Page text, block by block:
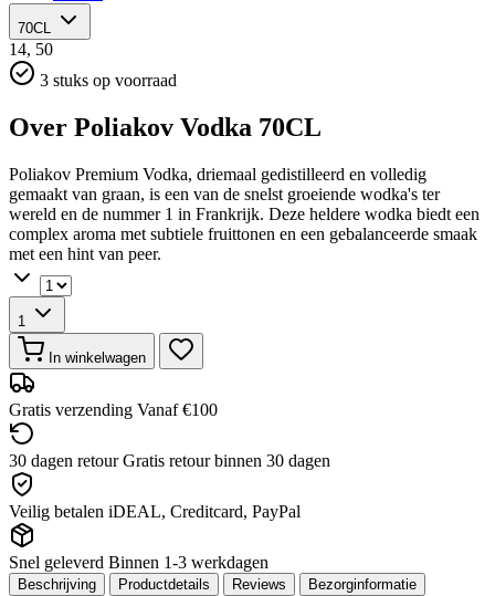
70CL
14, 50
3 stuks op voorraad
Over Poliakov Vodka 70CL
Poliakov Premium Vodka, driemaal gedistilleerd en volledig
gemaakt van graan, is een van de snelst groeiende wodka's ter
wereld en de nummer 1 in Frankrijk. Deze heldere wodka biedt een
complex aroma met subtiele fruittonen en een gebalanceerde smaak
met een hint van peer.
1
In winkelwagen
Gratis verzending Vanaf €100
30 dagen retour Gratis retour binnen 30 dagen
Veilig betalen iDEAL, Creditcard, PayPal
Snel geleverd Binnen 1-3 werkdagen
Beschrijving Productdetails Reviews Bezorginformatie